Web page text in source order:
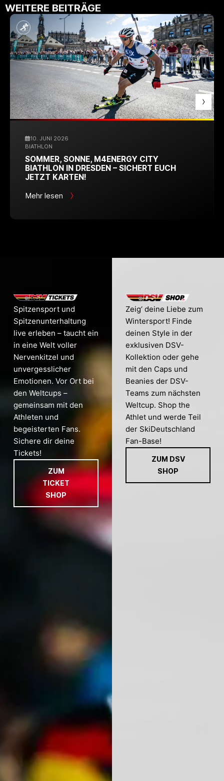
WEITERE BEITRÄGE
10. JUNI 2026
BIATHLON
SOMMER, SONNE, M4ENERGY CITY
BIATHLON IN DRESDEN – SICHERT EUCH
JETZT KARTEN!
Mehr lesen
Spitzensport und
Spitzenunterhaltung
live erleben – taucht ein
in eine Welt voller
Nervenkitzel und
unvergesslicher
Emotionen. Vor Ort bei
den Weltcups –
gemeinsam mit den
Athleten und
begeisterten Fans.
Sichere dir deine
Tickets!
ZUM
TICKET
SHOP
Zeig‘ deine Liebe zum
Wintersport! Finde
deinen Style in der
exklusiven DSV-
Kollektion oder gehe
mit den Caps und
Beanies der DSV-
Teams zum nächsten
Weltcup. Shop the
Athlet und werde Teil
der SkiDeutschland
Fan-Base!
ZUM DSV
SHOP